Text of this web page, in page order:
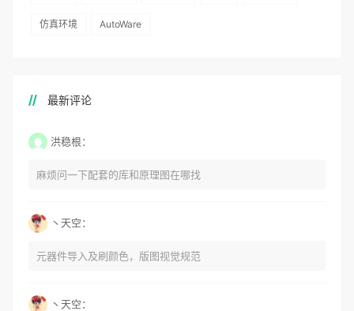
仿真环境 AutoWare
最新评论
洪稳根：
麻烦问一下配套的库和原理图在哪找
丶天空：
元器件导入及刷颜色，版图视觉规范
丶天空：